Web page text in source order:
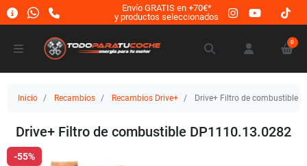
Envío GRATIS en +70€*
y productos seleccionados
0
Inicio Recambios Recambios Drive+ Drive+ Filtro de combustible
Drive+ Filtro de combustible DP1110.13.0282
-55%